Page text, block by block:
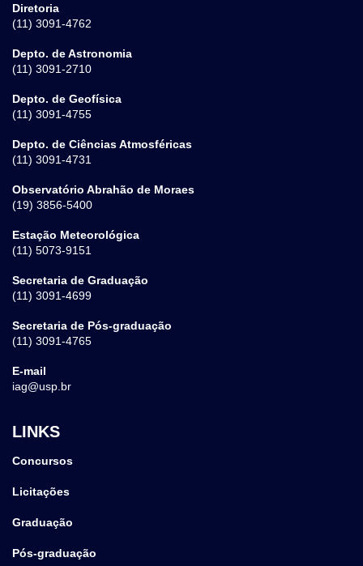
Diretoria
(11) 3091-4762
Depto. de Astronomia
(11) 3091-2710
Depto. de Geofísica
(11) 3091-4755
Depto. de Ciências Atmosféricas
(11) 3091-4731
Observatório Abrahão de Moraes
(19) 3856-5400
Estação Meteorológica
(11) 5073-9151
Secretaria de Graduação
(11) 3091-4699
Secretaria de Pós-graduação
(11) 3091-4765
E-mail
iag@usp.br
LINKS
Concursos
Licitações
Graduação
Pós-graduação